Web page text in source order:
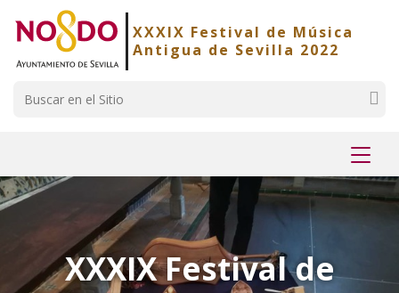
Saltar al contenido
Saltar a la navegación
Información de contactoXXXIX Festival de Música
Antigua de Sevilla 2022
menú
XXXIX Festival de